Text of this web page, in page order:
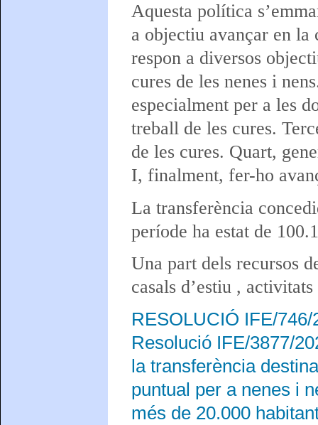
Aquesta política
a objectiu avançar en
respon a diversos
cures de les nenes i
especialment per a les
treball de les cures.
de les cures. Quart,
I, finalment, fer-ho
La transferència
període ha estat de
Una part dels recursos
casals d’estiu ,
RESOLUCIÓ IFE/
Resolució IFE/3877/
la transferència
puntual per a nenes i
més de 20.000